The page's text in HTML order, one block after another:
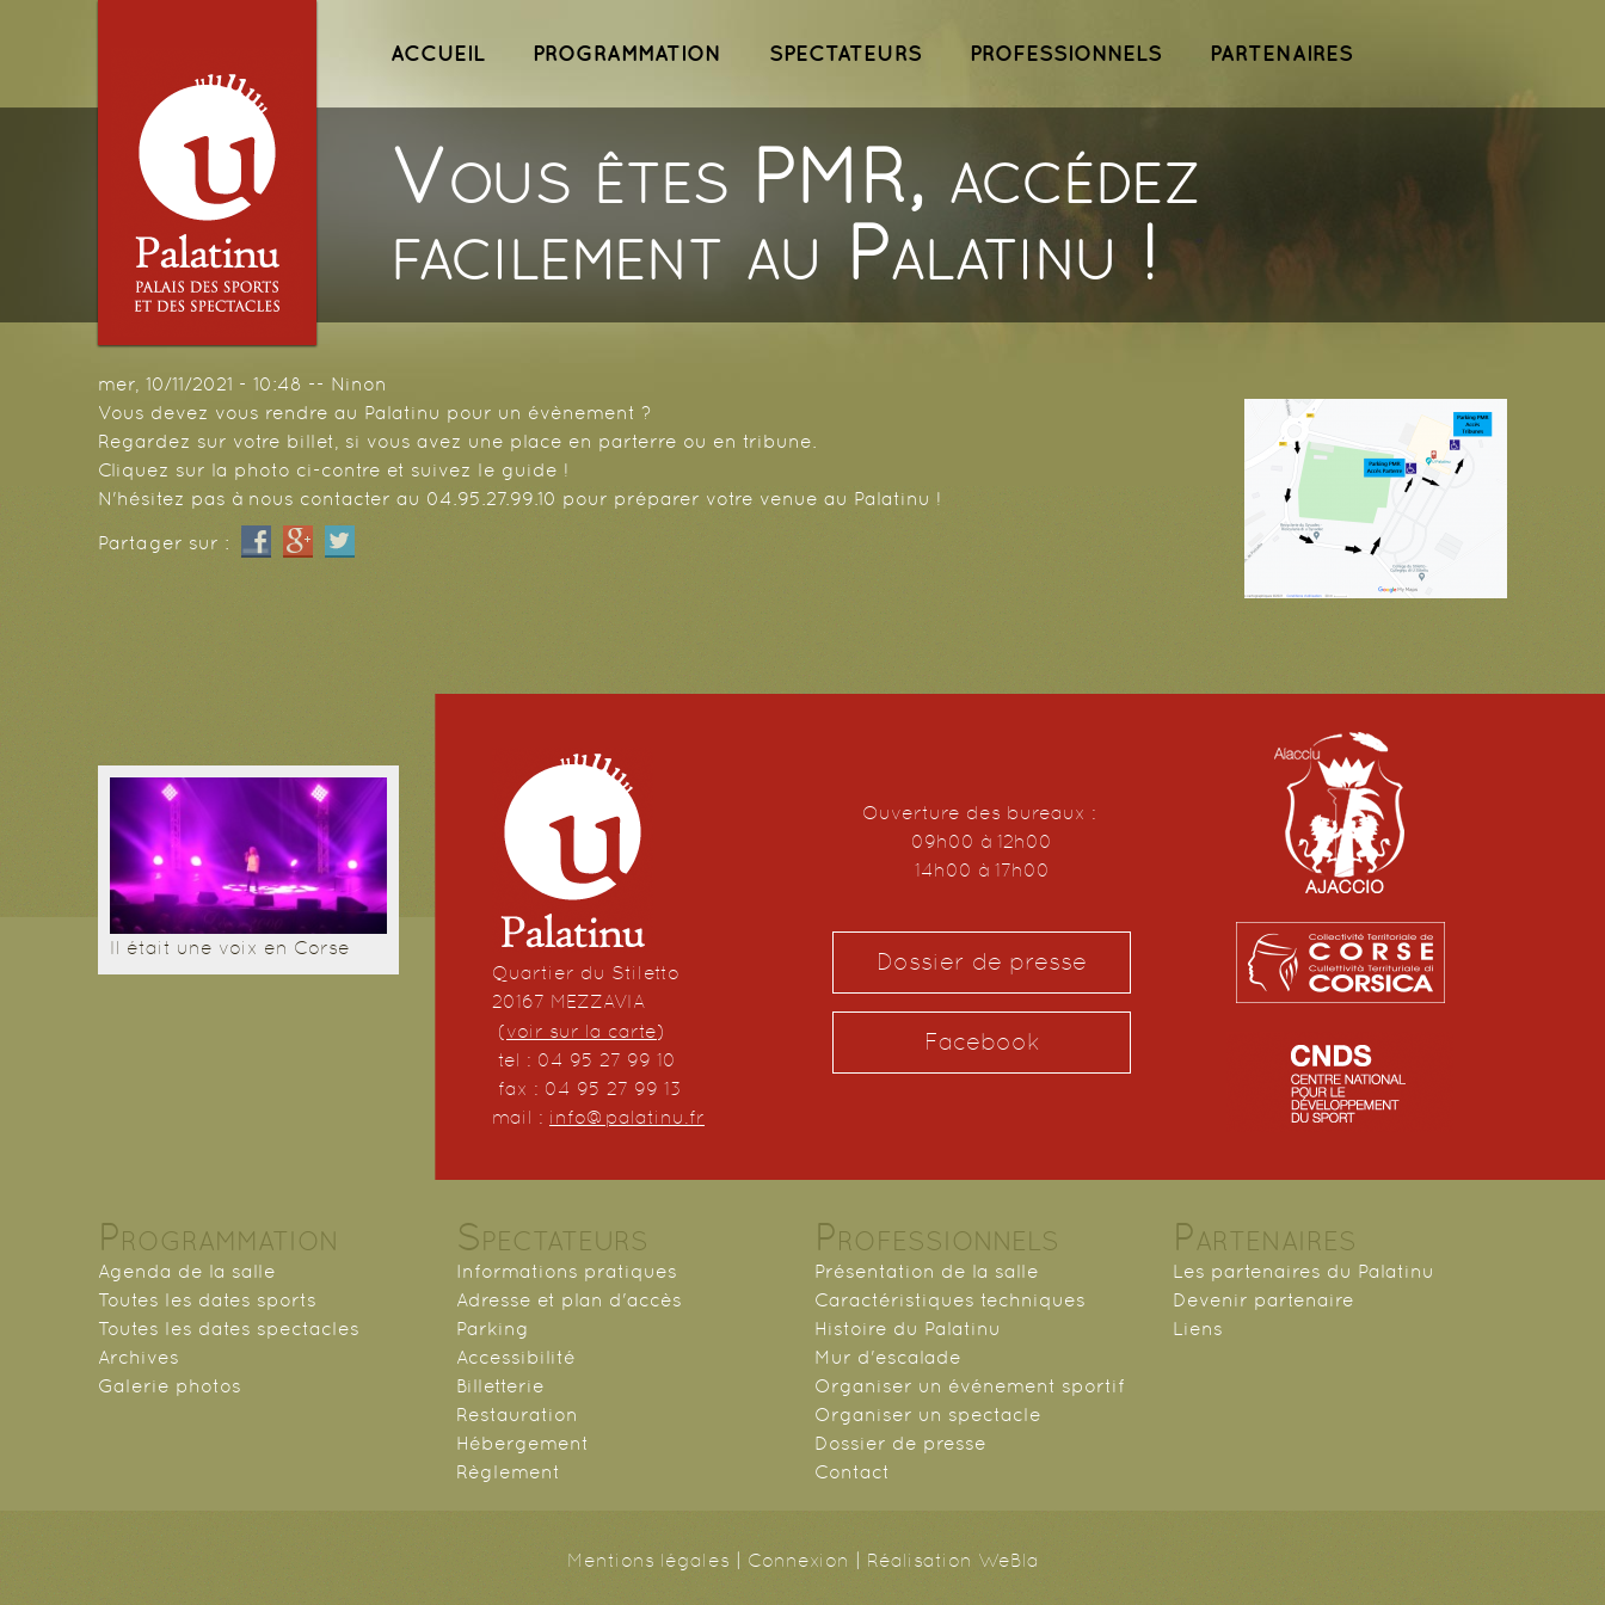
contenu
ACCUEIL PROGRAMMATION SPECTATEURS PROFESSIONNELS PARTENAIRES
Vous êtes PMR, accédez
facilement au Palatinu !
mer, 10/11/2021 - 10:48 -- Ninon
Vous devez vous rendre au Palatinu pour un évènement ?
Regardez sur votre billet, si vous avez une place en parterre ou en tribune.
Cliquez sur la photo ci-contre et suivez le guide !
N'hésitez pas à nous contacter au 04.95.27.99.10 pour préparer votre venue au Palatinu !
Partager sur :
Il était une voix en Corse
Quartier du Stiletto
20167 MEZZAVIA
(voir sur la carte)
tel : 04 95 27 99 10
fax : 04 95 27 99 13
mail : info@palatinu.fr
Ouverture des bureaux :
09h00 à 12h00
14h00 à 17h00
Dossier de presse
Facebook
Programmation
Agenda de la salle
Toutes les dates sports
Toutes les dates spectacles
Archives
Galerie photos
Spectateurs
Informations pratiques
Adresse et plan d'accès
Parking
Accessibilité
Billetterie
Restauration
Hébergement
Règlement
Professionnels
Présentation de la salle
Caractéristiques techniques
Histoire du Palatinu
Mur d'escalade
Organiser un événement sportif
Organiser un spectacle
Dossier de presse
Contact
Partenaires
Les partenaires du Palatinu
Devenir partenaire
Liens
Mentions légales | Connexion | Réalisation WeBla